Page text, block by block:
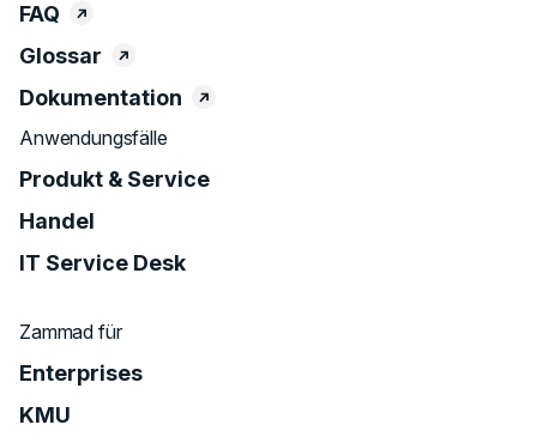
FAQ
Glossar
Dokumentation
Anwendungsfälle
Produkt & Service
Handel
IT Service Desk
Zammad für
Enterprises
KMU